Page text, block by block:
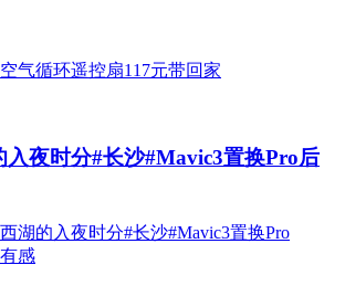
入夜时分#长沙#Mavic3置换Pro后